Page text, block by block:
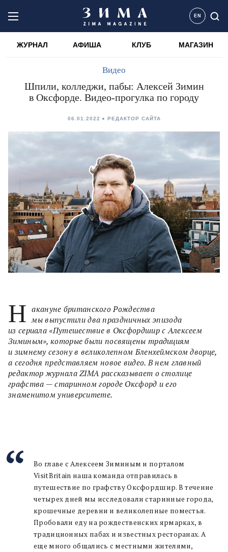
EN
ЖУРНАЛ АФИША КЛУБ МАГАЗИН
Видео
Шпили, колледжи, пабы: Алексей Зимин
в Оксфорде. Видео-прогулка по городу
06.01.2022 РЕДАКТОР САЙТА
Н акануне британского Рождества
мы выпустили два праздничных эпизода
из сериала «Путешествие в Оксфордшир с Алексеем
Зиминым», которые были посвящены традициям
и зимнему сезону в великолепном Бленхеймском дворце,
а сегодня представляем новое видео. В нем главный
редактор журнала ZIMA рассказывает о столице
графства — старинном городе Оксфорд и его
знаменитом университете.
Во главе с Алексеем Зиминым и порталом
VisitBritain наша команда отправилась в
путешествие по графству Оксфордшир. В течение
четырех дней мы исследовали старинные города,
крошечные деревни и великолепные поместья.
Пробовали еду на рождественских ярмарках, в
традиционных пабах и известных ресторанах. А
еще много общались с местными жителями,